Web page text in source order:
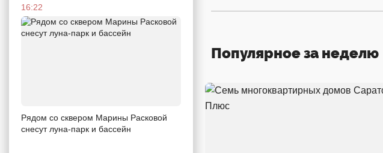
16:22
Рядом со сквером Марины Расковой
снесут луна-парк и бассейн
Популярное за неделю